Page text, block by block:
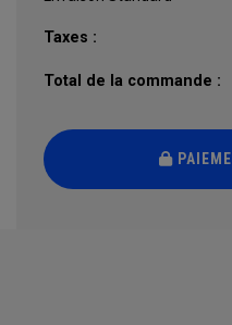
Taxes :
Total de la commande :